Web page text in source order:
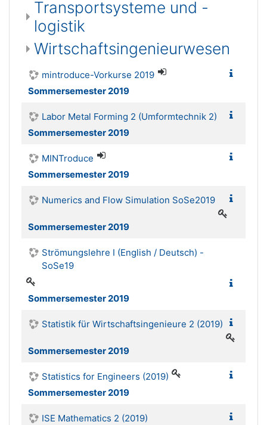
Transportsysteme und -
logistik
Wirtschaftsingenieurwesen
mintroduce-Vorkurse 2019
Sommersemester 2019
Labor Metal Forming 2 (Umformtechnik 2)
Sommersemester 2019
MINTroduce
Sommersemester 2019
Numerics and Flow Simulation SoSe2019
Sommersemester 2019
Strömungslehre I (English / Deutsch) -
SoSe19
Sommersemester 2019
Statistik für Wirtschaftsingenieure 2 (2019)
Sommersemester 2019
Statistics for Engineers (2019)
Sommersemester 2019
ISE Mathematics 2 (2019)